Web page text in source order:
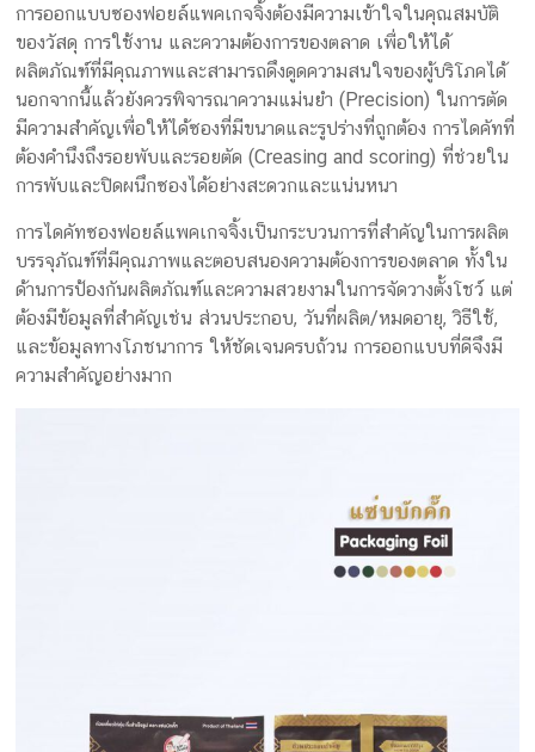
การออกแบบซองฟอยล์แพคเกจจิ้งต้องมีความเข้าใจในคุณสมบัติ
ของวัสดุ การใช้งาน และความต้องการของตลาด เพื่อให้ได้
ผลิตภัณฑ์ที่มีคุณภาพและสามารถดึงดูดความสนใจของผู้บริโภคได้
นอกจากนี้แล้วยังควรพิจารณาความแม่นยำ (Precision) ในการตัด
มีความสำคัญเพื่อให้ได้ซองที่มีขนาดและรูปร่างที่ถูกต้อง การไดคัทที่
ต้องคำนึงถึงรอยพับและรอยตัด (Creasing and scoring) ที่ช่วยใน
การพับและปิดผนึกซองได้อย่างสะดวกและแน่นหนา
การไดคัทซองฟอยล์แพคเกจจิ้งเป็นกระบวนการที่สำคัญในการผลิต
บรรจุภัณฑ์ที่มีคุณภาพและตอบสนองความต้องการของตลาด ทั้งใน
ด้านการป้องกันผลิตภัณฑ์และความสวยงามในการจัดวางตั้งโชว์ แต่
ต้องมีข้อมูลที่สำคัญเช่น ส่วนประกอบ, วันที่ผลิต/หมดอายุ, วิธีใช้,
และข้อมูลทางโภชนาการ ให้ชัดเจนครบถ้วน การออกแบบที่ดีจึงมี
ความสำคัญอย่างมาก